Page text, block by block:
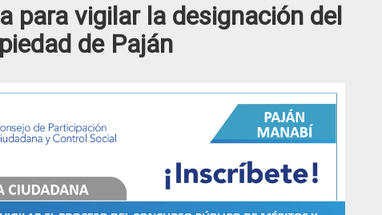
para vigilar la designación del
de Paján